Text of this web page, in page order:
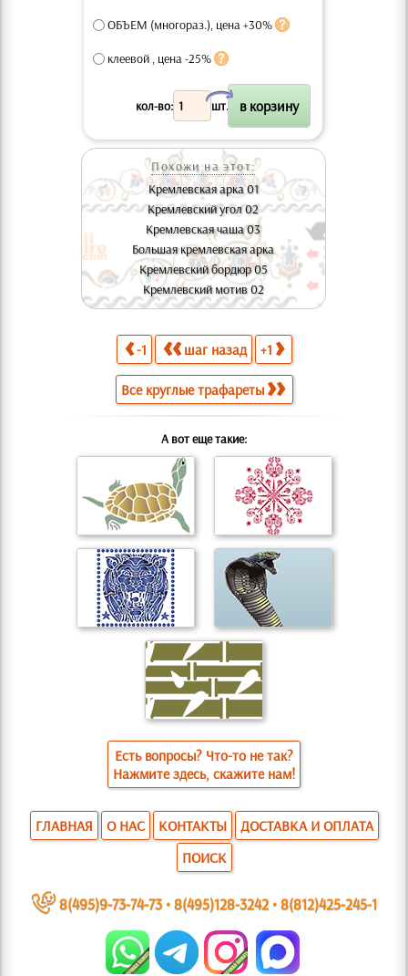
ОБЪЕМ (многораз.), цена +30%
клеевой , цена -25%
кол-во: шт.
X
Похожи на этот:
Кремлевская арка 01
Кремлевский угол 02
Кремлевская чаша 03
Большая кремлевская арка
Кремлевский бордюр 05
Кремлевский мотив 02
-1 шаг назад +1
Все круглые трафареты
А вот еще такие:
Есть вопросы? Что-то не так?
Нажмите здесь, скажите нам!
ГЛАВНАЯ О НАС КОНТАКТЫ
ДОСТАВКА И ОПЛАТА
ПОИСК
~ 8(495)9-73-74-73•8(495)128-3242•8(812)425-245-1